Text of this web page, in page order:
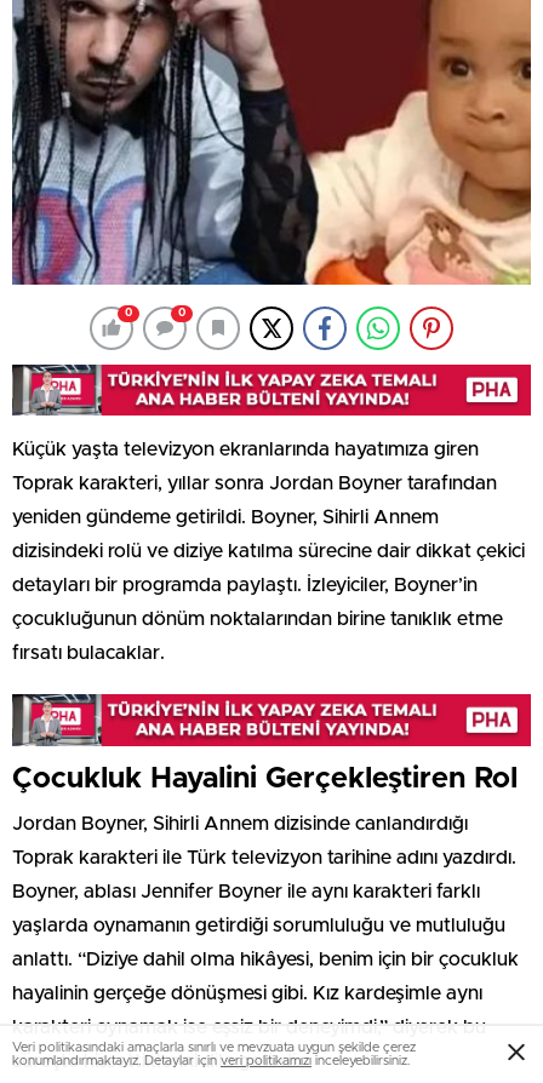
0 0
Küçük yaşta televizyon ekranlarında hayatımıza giren
Toprak karakteri, yıllar sonra Jordan Boyner tarafından
yeniden gündeme getirildi. Boyner, Sihirli Annem
dizisindeki rolü ve diziye katılma sürecine dair dikkat çekici
detayları bir programda paylaştı. İzleyiciler, Boyner’in
çocukluğunun dönüm noktalarından birine tanıklık etme
fırsatı bulacaklar.
Çocukluk Hayalini Gerçekleştiren Rol
Jordan Boyner, Sihirli Annem dizisinde canlandırdığı
Toprak karakteri ile Türk televizyon tarihine adını yazdırdı.
Boyner, ablası Jennifer Boyner ile aynı karakteri farklı
yaşlarda oynamanın getirdiği sorumluluğu ve mutluluğu
anlattı. “Diziye dahil olma hikâyesi, benim için bir çocukluk
hayalinin gerçeğe dönüşmesi gibi. Kız kardeşimle aynı
karakteri oynamak ise eşsiz bir deneyimdi,” diyerek bu
süreçte hissettiklerini dile getirdi.
Veri politikasındaki amaçlarla sınırlı ve mevzuata uygun şekilde çerez
konumlandırmaktayız. Detaylar için veri politikamızı inceleyebilirsiniz.